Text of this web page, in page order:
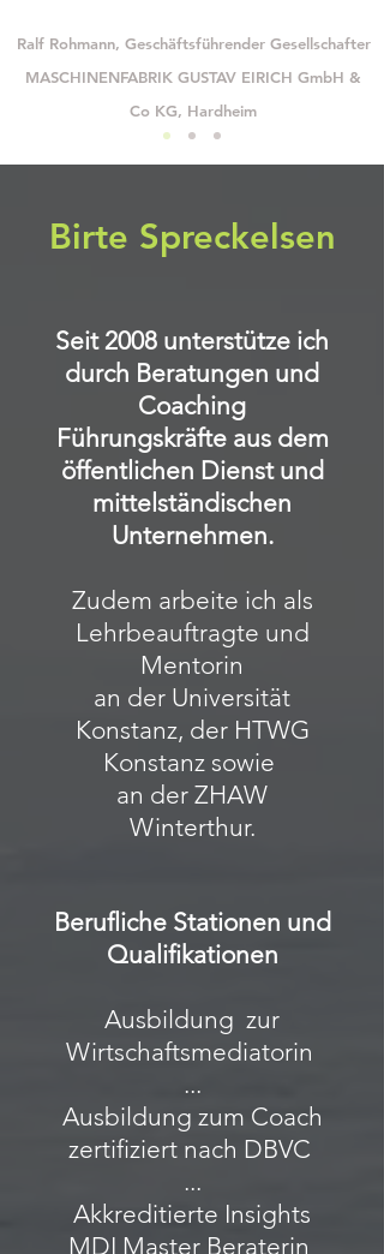
Ralf Rohmann, Geschäftsführender Gesellschafter
MASCHINENFABRIK GUSTAV EIRICH GmbH &
Co KG, Hardheim
Birte Spreckelsen
Seit 2008 unterstütze ich
durch Beratungen und
Coaching
Führungskräfte aus dem
öffentlichen Dienst und
mittelständischen
Unternehmen.
Zudem arbeite ich als
Lehrbeauftragte und
Mentorin
an der Universität
Konstanz, der HTWG
Konstanz sowie
an der ZHAW
Winterthur.
Berufliche Stationen und
Qualifikationen
Ausbildung zur
Wirtschaftsmediatorin
...
Ausbildung zum Coach
zertifiziert nach DBVC
...
Akkreditierte Insights
MDI Master Beraterin